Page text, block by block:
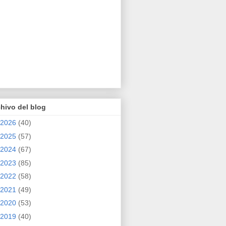
del blog
2026 (40)
2025 (57)
2024 (67)
2023 (85)
2022 (58)
2021 (49)
2020 (53)
2019 (40)